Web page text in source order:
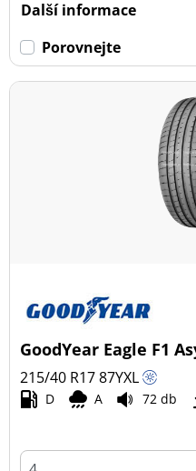
Další informace
Porovnejte
GoodYear Eagle F1
215/40 R1787YXL
D A 72 db